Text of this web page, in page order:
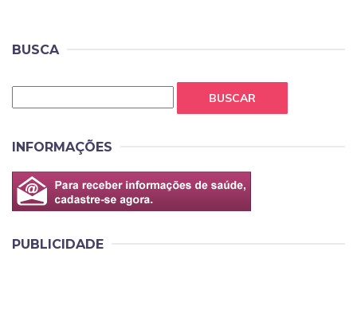
BUSCA
BUSCAR
INFORMAÇÕES
PUBLICIDADE